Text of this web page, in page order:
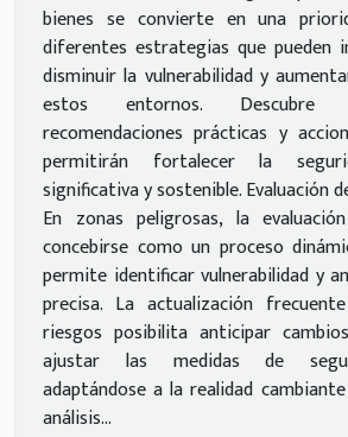
bienes se convierte en una
diferentes estrategias que pueden
disminuir la vulnerabilidad y
estos entornos. Descubre
recomendaciones prácticas y
permitirán fortalecer la
significativa y sostenible. Evaluación
En zonas peligrosas, la
concebirse como un proceso
permite identificar vulnerabilidad y
precisa. La actualización
riesgos posibilita anticipar
ajustar las medidas de
adaptándose a la realidad
análisis...